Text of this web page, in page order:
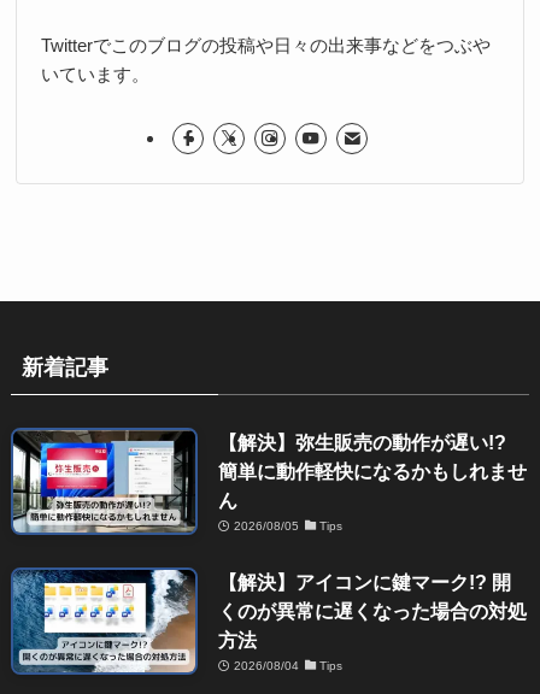
Twitterでこのブログの投稿や日々の出来事などをつぶや
いています。
新着記事
【解決】弥生販売の動作が遅い!?
簡単に動作軽快になるかもしれませ
ん
2026/08/05 Tips
【解決】アイコンに鍵マーク!? 開
くのが異常に遅くなった場合の対処
方法
2026/08/04 Tips